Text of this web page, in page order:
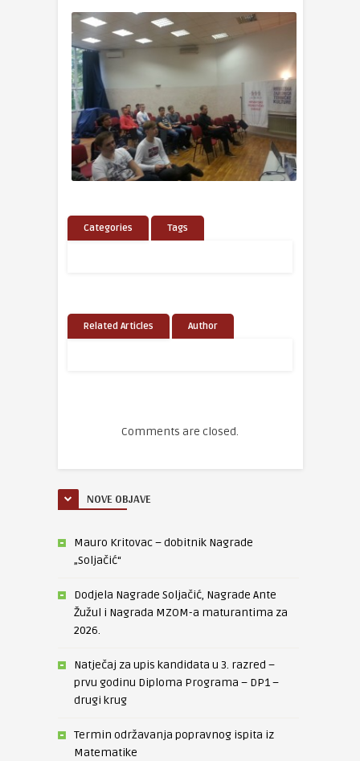
Categories Tags
Related Articles Author
Comments are closed.
NOVE OBJAVE
Mauro Kritovac – dobitnik Nagrade
„Soljačić“
Dodjela Nagrade Soljačić, Nagrade Ante
Žužul i Nagrada MZOM-a maturantima za
2026.
Natječaj za upis kandidata u 3. razred –
prvu godinu Diploma Programa – DP1 –
drugi krug
Termin održavanja popravnog ispita iz
Matematike